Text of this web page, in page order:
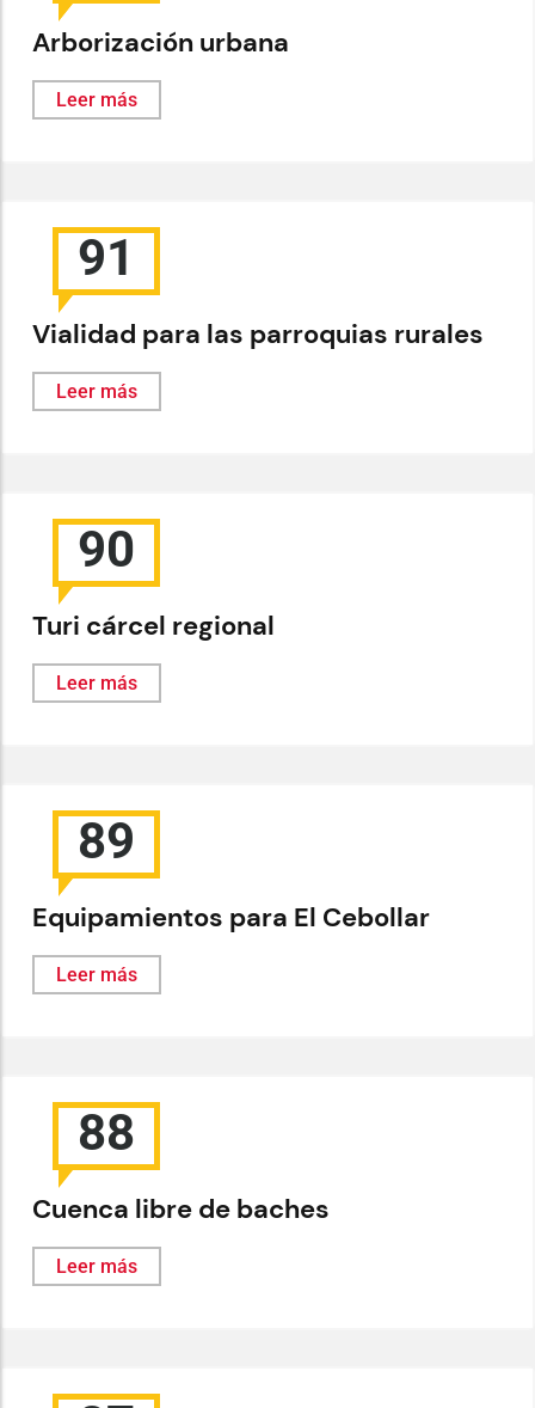
Arborización urbana
Leer más
91
Vialidad para las parroquias rurales
Leer más
90
Turi cárcel regional
Leer más
89
Equipamientos para El Cebollar
Leer más
88
Cuenca libre de baches
Leer más